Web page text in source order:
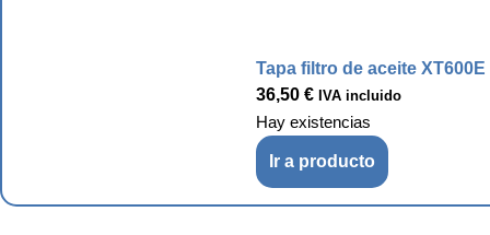
Tapa filtro de aceite
36,50 € IVA incluido
Hay existencias
Ir a producto